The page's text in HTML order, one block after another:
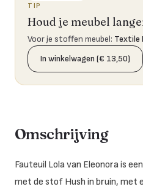
TIP
Houd je meubel
Voor je stoffen meubel:
In winkelwagen (€ 13,50)
Omschrijving
Fauteuil Lola van Eleonora is
met de stof Hush in bruin, met